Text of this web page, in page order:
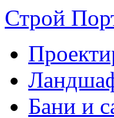
Строй
Бани и